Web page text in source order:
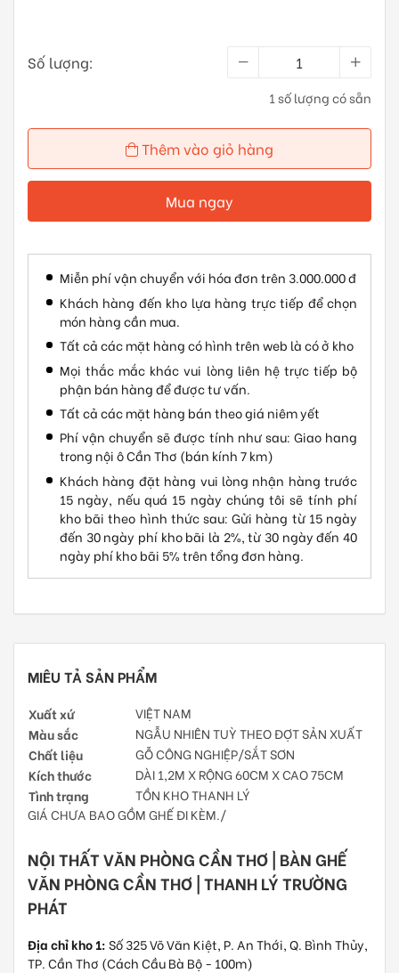
Số lượng:
1 số lượng có sẵn
Thêm vào giỏ hàng
Mua ngay
Miễn phí vận chuyển với hóa đơn trên 3.000.000 đ
Khách hàng đến kho lựa hàng trực tiếp để chọn
món hàng cần mua.
Tất cả các mặt hàng có hình trên web là có ở kho
Mọi thắc mắc khác vui lòng liên hệ trực tiếp bộ
phận bán hàng để được tư vấn.
Tất cả các mặt hàng bán theo giá niêm yết
Phí vận chuyển sẽ được tính như sau: Giao hang
trong nội ô Cần Thơ (bán kính 7 km)
Khách hàng đặt hàng vui lòng nhận hàng trước
15 ngày, nếu quá 15 ngày chúng tôi sẽ tính phí
kho bãi theo hình thức sau: Gửi hàng từ 15 ngày
đến 30 ngày phí kho bãi là 2%, từ 30 ngày đến 40
ngày phí kho bãi 5% trên tổng đơn hàng.
MIÊU TẢ SẢN PHẨM
Xuất xứ VIỆT NAM
Màu sắc NGẪU NHIÊN TUỲ THEO ĐỢT SẢN XUẤT
Chất liệu GỖ CÔNG NGHIỆP/SẮT SƠN
Kích thước DÀI 1,2M X RỘNG 60CM X CAO 75CM
Tình trạng
TỒN KHO THANH LÝ
GIÁ CHƯA BAO GỒM GHẾ ĐI KÈM./
NỘI THẤT VĂN PHÒNG CẦN THƠ | BÀN GHẾ
VĂN PHÒNG CẦN THƠ | THANH LÝ TRƯỜNG
PHÁT
Địa chỉ kho 1:Số 325 Võ Văn Kiệt, P. An Thới, Q. Bình Thủy,
TP. Cần Thơ (Cách Cầu Bà Bộ - 100m)